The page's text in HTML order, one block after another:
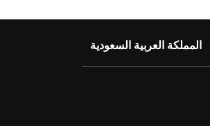
المملكة العربية السعودية